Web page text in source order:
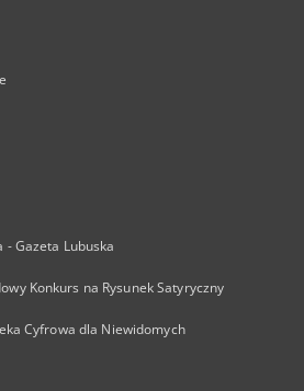
Gazeta Lubuska
Konkurs na Rysunek Satyryczny
Cyfrowa dla Niewidomych